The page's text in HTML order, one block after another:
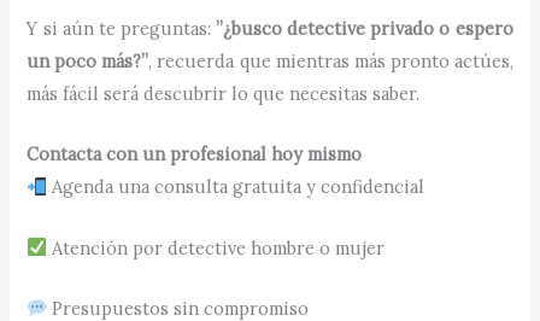
Y si aún te preguntas:”¿busco detective privado o espero
un poco más?”, recuerda que mientras más pronto actúes,
más fácil será descubrir lo que necesitas saber.
Contacta con un profesional hoy mismo
Agenda una consulta gratuita y confidencial
Atención por detective hombre o mujer
Presupuestos sin compromiso